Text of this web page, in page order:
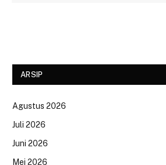
ARSIP
Agustus 2026
Juli 2026
Juni 2026
Mei 2026